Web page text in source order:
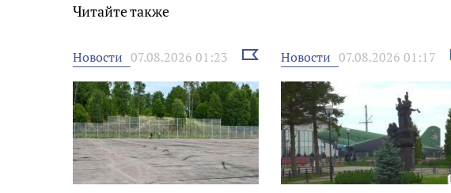
Читайте также
Новости 07.08.2026 01:23
Выбрать
новость
Новости 07.08.2026 01:17